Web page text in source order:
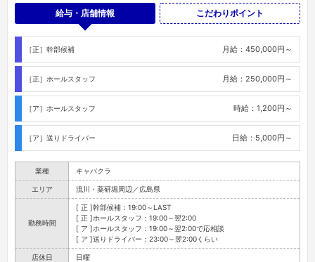
給与・店舗情報 こだわりポイント
［正］幹部候補 月給：450,000円～
［正］ホールスタッフ 月給：250,000円～
［ア］ホールスタッフ 時給：1,200円～
［ア］送りドライバー 日給：5,000円～
業種 キャバクラ
エリア 流川・薬研堀周辺／広島県
勤務時間
[ 正 ]幹部候補：19:00～LAST
[ 正 ]ホールスタッフ：19:00～翌2:00
[ ア ]ホールスタッフ：19:00～翌2:00で応相談
[ ア ]送りドライバー：23:00～翌2:00くらい
店休日 日曜